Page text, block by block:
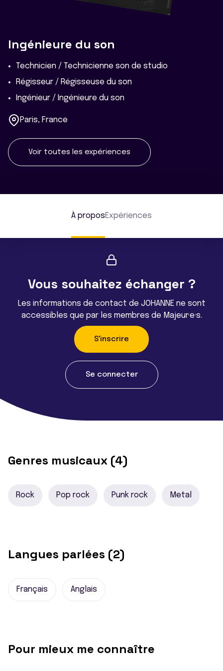
Ingénieure du son
Technicien / Technicienne son de studio
Régisseur / Régisseuse du son
Ingénieur / Ingénieure du son
Paris, France
Voir toutes les expériences
À proposExpériences
Vous souhaitez échanger ?
Les informations de contact de JOHANNE ne sont
accessibles que par les membres de Majeur·e·s.
S'inscrire
Se connecter
Genres musicaux (4)
Rock Pop rock Punk rock Metal
Langues parlées (2)
Français Anglais
Pour mieux me connaître